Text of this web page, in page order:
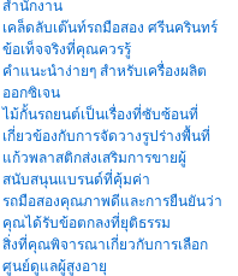
สำนักงาน
เคล็ดลับเต๊นท์รถมือสอง ศรีนครินทร์
ข้อเท็จจริงที่คุณควรรู้
คำแนะนำง่ายๆ สำหรับเครื่องผลิต
ออกซิเจน
ไม้กั้นรถยนต์เป็นเรื่องที่ซับซ้อนที่
เกี่ยวข้องกับการจัดวางรูปร่างพื้นที่
แก้วพลาสติกส่งเสริมการขายผู้
สนับสนุนแบรนด์ที่คุ้มค่า
รถมือสองคุณภาพดีและการยืนยันว่า
คุณได้รับข้อตกลงที่ยุติธรรม
สิ่งที่คุณพิจารณาเกี่ยวกับการเลือก
ศูนย์ดูแลผู้สูงอายุ